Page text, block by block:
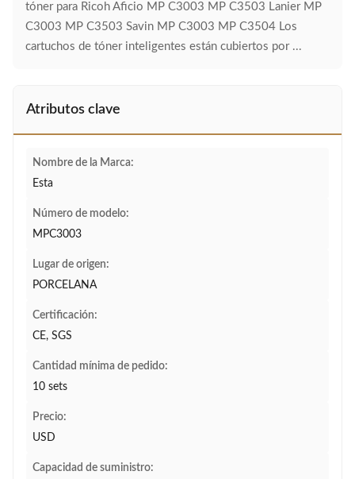
tóner para Ricoh Aficio MP C3003 MP C3503 Lanier MP
C3003 MP C3503 Savin MP C3003 MP C3504 Los
cartuchos de tóner inteligentes están cubiertos por ...
Atributos clave
Nombre de la Marca:
Esta
Número de modelo:
MPC3003
Lugar de origen:
PORCELANA
Certificación:
CE, SGS
Cantidad mínima de pedido:
10 sets
Precio:
USD
Capacidad de suministro: